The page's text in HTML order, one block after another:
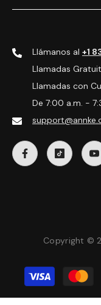
Llámanos al +1
Llamadas
Llamadas con
De 7:00 a.m. -
Copyright ©